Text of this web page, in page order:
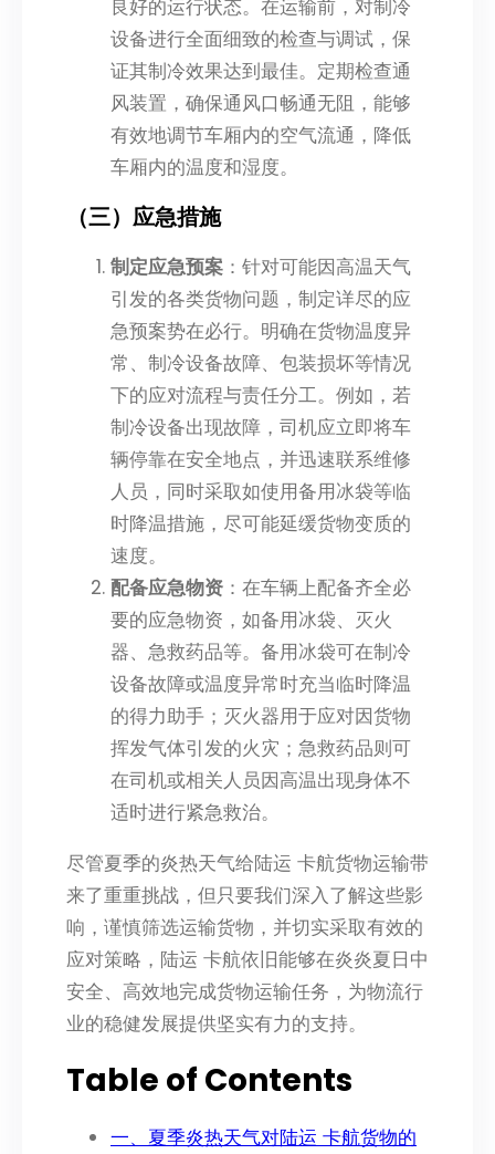
良好的运行状态。在运输前，对制冷
设备进行全面细致的检查与调试，保
证其制冷效果达到最佳。定期检查通
风装置，确保通风口畅通无阻，能够
有效地调节车厢内的空气流通，降低
车厢内的温度和湿度。
（三）应急措施
制定应急预案 ：针对可能因高温天气
引发的各类货物问题，制定详尽的应
急预案势在必行。明确在货物温度异
常、制冷设备故障、包装损坏等情况
下的应对流程与责任分工。例如，若
制冷设备出现故障，司机应立即将车
辆停靠在安全地点，并迅速联系维修
人员，同时采取如使用备用冰袋等临
时降温措施，尽可能延缓货物变质的
速度。
配备应急物资 ：在车辆上配备齐全必
要的应急物资，如备用冰袋、灭火
器、急救药品等。备用冰袋可在制冷
设备故障或温度异常时充当临时降温
的得力助手；灭火器用于应对因货物
挥发气体引发的火灾；急救药品则可
在司机或相关人员因高温出现身体不
适时进行紧急救治。
尽管夏季的炎热天气给陆运 卡航货物运输带
来了重重挑战，但只要我们深入了解这些影
响，谨慎筛选运输货物，并切实采取有效的
应对策略，陆运 卡航依旧能够在炎炎夏日中
安全、高效地完成货物运输任务，为物流行
业的稳健发展提供坚实有力的支持。
Table of Contents
一、夏季炎热天气对陆运 卡航货物的